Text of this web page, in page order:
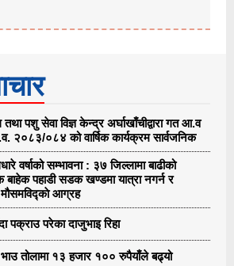
पशु सेवा विज्ञ केन्द्र अर्घाखाँचीद्वारा गत आ.व
२०८३/०८४ को वार्षिक कार्यक्रम सार्वजनिक
वर्षाको सम्भावना : ३७ जिल्लामा बाढीको
बाहेक पहाडी सडक खण्डमा यात्रा नगर्न र
आग्रह
पक्राउ परेका दाजुभाइ रिहा
तोलामा १३ हजार १०० रुपैयाँले बढ्यो